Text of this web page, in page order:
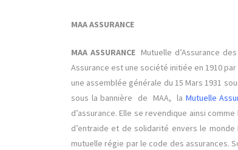
MAA ASSURANCE
MAA ASSURANCEMutuelle d’Assurance
Assurance est une société initiée en 1910
une assemblée générale du 15 Mars 1931
sous la bannière de MAA, la Mutuelle
d’assurance. Elle se revendique ainsi comme
d’entraide et de solidarité envers le monde
mutuelle régie par le code des assurances.